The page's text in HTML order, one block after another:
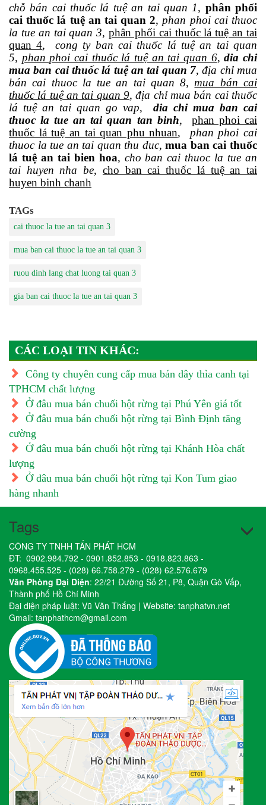
chỗ bán cai thuốc lá tuệ an tai quan 1, phân phối
cai thuốc lá tuệ an tai quan 2, phan phoi cai thuoc
la tue an tai quan 3,phân phối cai thuốc lá tuệ an tai
quan 4,
cong ty ban cai thuốc lá tuệ an tai quan
5, phan phoi cai thuốc lá tuệ an tai quan 6,dia chi
mua ban cai thuốc lá tuệ an tai quan 7,địa chỉ mua
bán cai thuoc la tue an tai quan 8, mua bán cai
thuốc lá tuệ an tai quan 9,địa chỉ mua bán cai thuốc
lá tuệ an tai quan go vap, dia chi mua ban cai
thuoc la tue an tai quan tan binh, phan phoi cai
thuốc lá tuệ an tai quan phu nhuan, phan phoi cai
thuoc la tue an tai quan thu duc,mua ban cai thuốc
lá tuệ an tai bien hoa, cho ban cai thuoc la tue an
tai huyen nha be, cho ban cai thuốc lá tuệ an tai
huyen binh chanh
TAGs
cai thuoc la tue an tai quan 3
mua ban cai thuoc la tue an tai quan 3
ruou dinh lang chat luong tai quan 3
gia ban cai thuoc la tue an tai quan 3
CÁC LOẠI TIN KHÁC:
Công ty chuyên cung cấp mua bán dây thìa canh tại
TPHCM chất lượng
Ở đâu mua bán chuối hột rừng tại Phú Yên giá tốt
Ở đâu mua bán chuối hột rừng tại Bình Định tăng
cường
Ở đâu mua bán chuối hột rừng tại Khánh Hòa chất
lượng
Ở đâu mua bán chuối hột rừng tại Kon Tum giao
hàng nhanh
Tags
CÔNG TY TNHH TẤN PHÁT HCM
ĐT: 0902.984.792 - 0901.852.853 - 0918.823.863 -
0968.455.525 - (028) 66.758.279 - (028) 62.576.679
Văn Phòng Đại Diện: 22/21 Đường Số 21, P8, Quận Gò Vấp,
Thành phố Hồ Chí Minh
Đại diện pháp luật: Vũ Văn Thắng | Website: tanphatvn.net
Gmail: tanphathcm@gmail.com